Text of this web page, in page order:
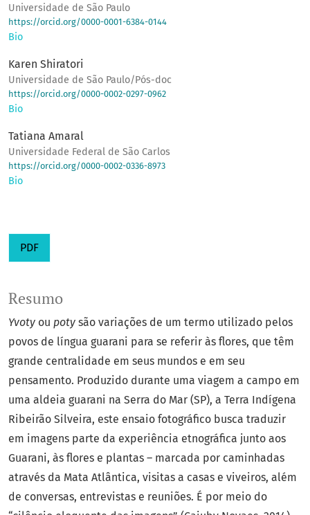
Universidade de São Paulo
https://orcid.org/0000-0001-6384-0144
Bio
Karen Shiratori
Universidade de São Paulo/Pós-doc
https://orcid.org/0000-0002-0297-0962
Bio
Tatiana Amaral
Universidade Federal de São Carlos
https://orcid.org/0000-0002-0336-8973
Bio
PDF
Resumo
Yvoty ou poty são variações de um termo utilizado pelos
povos de língua guarani para se referir às flores, que têm
grande centralidade em seus mundos e em seu
pensamento. Produzido durante uma viagem a campo em
uma aldeia guarani na Serra do Mar (SP), a Terra Indígena
Ribeirão Silveira, este ensaio fotográfico busca traduzir
em imagens parte da experiência etnográfica junto aos
Guarani, às flores e plantas – marcada por caminhadas
através da Mata Atlântica, visitas a casas e viveiros, além
de conversas, entrevistas e reuniões. É por meio do